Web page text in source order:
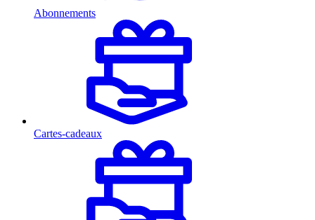
Abonnements
Cartes-cadeaux